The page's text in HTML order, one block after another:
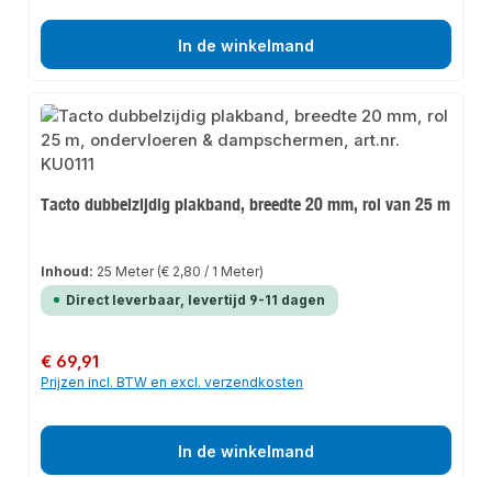
In de winkelmand
Tacto dubbelzijdig plakband, breedte 20 mm, rol van 25 m
Inhoud: 25 Meter (€ 2,80 / 1 Meter)
Direct leverbaar, levertijd 9-11 dagen
Normale prijs:
€ 69,91
Prijzen incl. BTW en excl. verzendkosten
In de winkelmand